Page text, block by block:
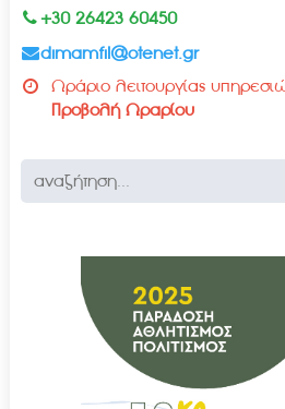
+30 26423 60450
dimamfil@otenet.gr
Ωράριο λειτουργίας
Προβολή Ωραρίου